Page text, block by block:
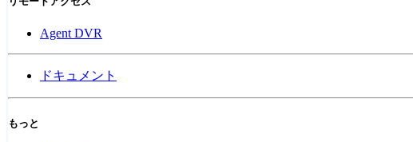
Agent DVR
ドキュメント
もっと